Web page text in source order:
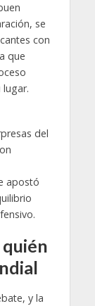
se
con
que
del
apostó
quién
y la